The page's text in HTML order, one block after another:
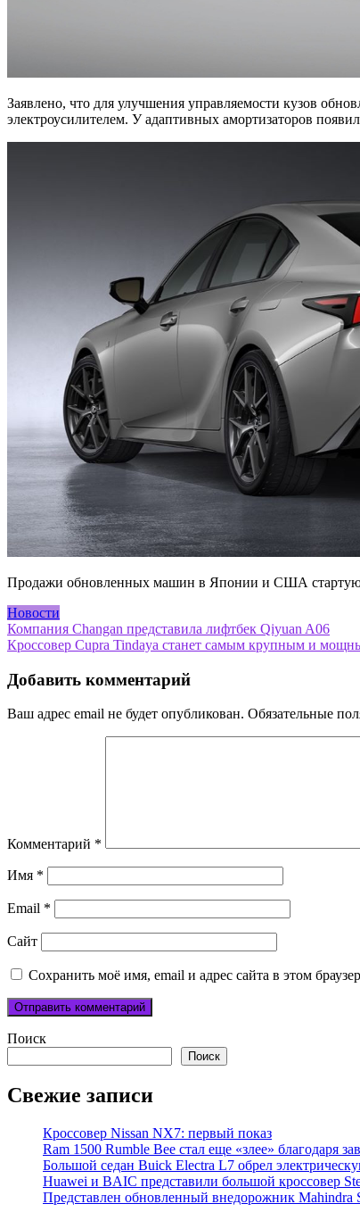
Заявлено, что для улучшения управляемости кузов
электроусилителем. У адаптивных амортизаторов
Продажи обновленных машин в Японии и США стартуют
Новости
Навигация
по
записям
Компания Changan представила лифтбек Qiyuan A06
Кроссовер Cupra Tindaya станет самым крупным и
Добавить комментарий
Ваш адрес email не будет опубликован. Обязательные
Комментарий *
Имя *
Email *
Сайт
Сохранить моё имя, email и адрес сайта в этом
Поиск
Поиск
Свежие записи
Кроссовер Nissan NX7: первый показ
Ram 1500 Rumble Bee стал еще «злее» благодаря
Большой седан Buick Electra L7 обрел
Huawei и BAIC представили большой кроссовер
Представлен обновленный внедорожник Mahindra